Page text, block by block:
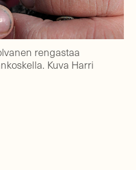
rengastaa
Kuva Harri